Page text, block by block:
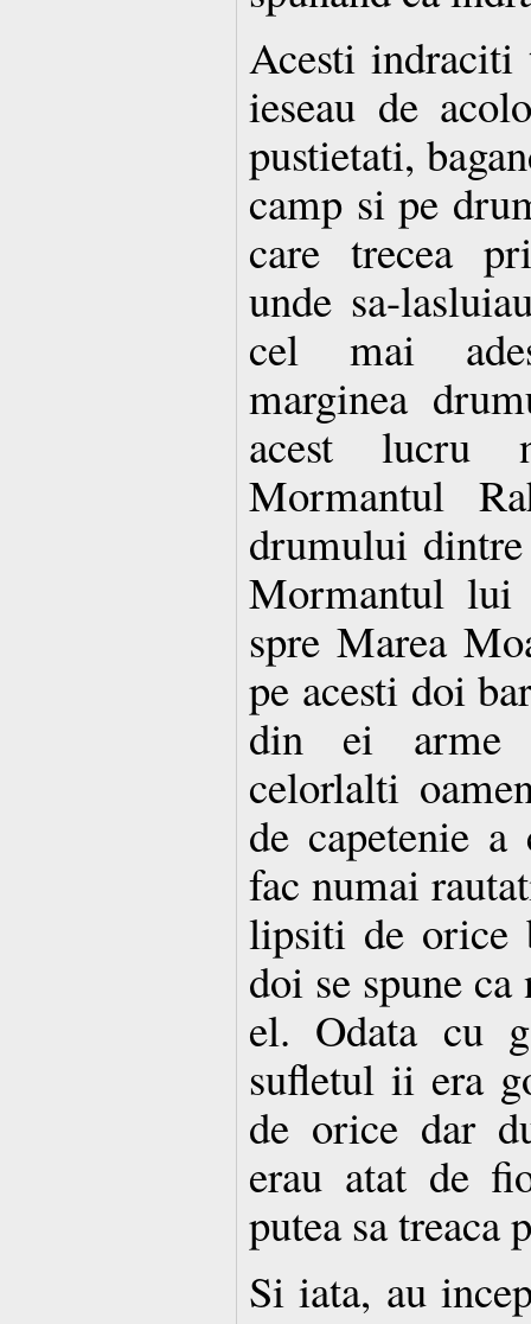
Acesti
ieseau de
pustietati,
camp si pe
care trecea
unde sa-
cel mai
marginea
acest lucru
Mormantul
drumului
Mormantul lui
spre Marea
pe acesti doi
din ei arme
celorlalti
de capetenie
fac numai
lipsiti de orice
doi se spune
el. Odata cu
sufletul ii era
de orice dar
erau atat de
putea sa treaca
Si iata, au